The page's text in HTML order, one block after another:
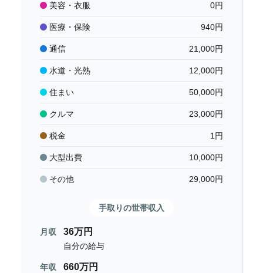
美容・衣服 0円
医療・保険 940円
通信 21,000円
水道・光熱 12,000円
住まい 50,000円
クルマ 23,000円
税金 1円
大型出費 10,000円
その他 29,000円
手取りの世帯収入
月収 36万円
自分の給与
年収 660万円